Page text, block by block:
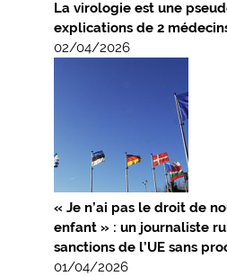
La virologie est une
explications de 2
02/04/2026
« Je n’ai pas le droit de
enfant » : un journaliste
sanctions de l’UE sans
01/04/2026